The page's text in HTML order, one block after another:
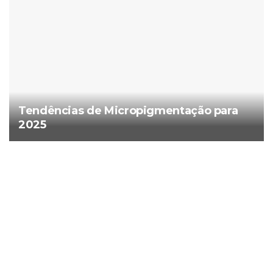
Tendências de Micropigmentação para
2025